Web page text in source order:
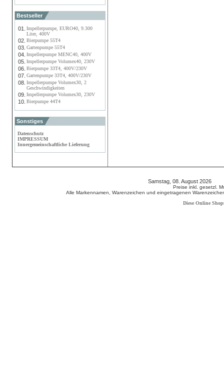
Bestseller
01.
Impellerpumpe, EURO40, 9.300
Liter, 400V
02. Bierpumpe 55T4
03. Gartenpumpe 55T4
04. Impellerpumpe MENC40, 400V
05. Impellerpumpe Volumex40, 230V
06. Bierpumpe 33T4, 400V/230V
07. Gartenpumpe 33T4, 400V/230V
08. Impellerpumpe Volumex30, 2
Geschwindigkeiten
09. Impellerpumpe Volumex30, 230V
10. Bierpumpe 44T4
Sonstiges
Datenschutz
IMPRESSUM
Innergemeinschaftliche Lieferung
Samstag, 08. August 2026
Preise inkl. gesetzl.
Alle Markennamen, Warenzeichen und eingetragenen
Diese Online